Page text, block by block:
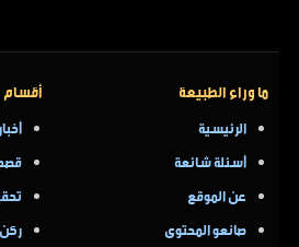
ما وراء الطبيعة
الرئيسية
أسئلة شائعة
عن الموقع
صانعو المحتوى
أقسام
أخبار